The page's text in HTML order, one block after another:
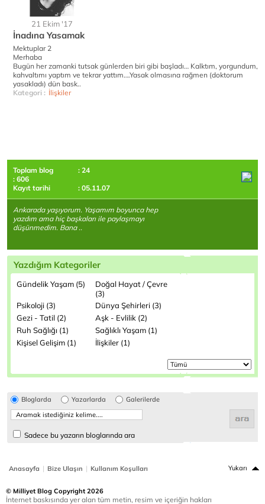
21 Ekim '17
İnadına Yasamak
Mektuplar 2
Merhaba
Bugün her zamanki tutsak günlerden biri gibi başladı… Kalktım, yorgundum,
kahvaltımı yaptım ve tekrar yattım….Yasak olmasına rağmen (doktorum
yasakladı) dün bask..
Kategori : İlişkiler
Toplam blog
: 24
: 606
Kayıt tarihi
: 05.11.07
Ankarada yaşıyorum. Yaşamım boyunca hep
yazdım ama hiç başkaları ile paylaşmayı
düşünmedim. Bana ..
Yazdığım Kategoriler
Gündelik Yaşam (5) Doğal Hayat / Çevre
(3)
Psikoloji (3)
Dünya Şehirleri (3)
Gezi - Tatil (2)
Aşk - Evlilik (2)
Ruh Sağlığı (1)
Sağlıklı Yaşam (1)
Kişisel Gelişim (1)
İlişkiler (1)
Bloglarda Yazarlarda Galerilerde
Sadece bu yazarın bloglarında ara
Anasayfa | Bize Ulaşın | Kullanım Koşulları Yukarı
© Milliyet Blog Copyright 2026
İnternet baskısında yer alan tüm metin, resim ve içeriğin hakları